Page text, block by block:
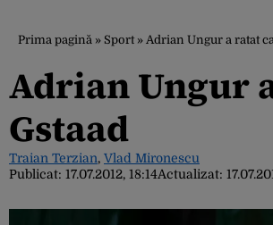
Prima pagină » Sport» Adrian Ungur a ratat
Adrian Ungur
Gstaad
Traian Terzian, Vlad Mironescu
Publicat: 17.07.2012, 18:14Actualizat: